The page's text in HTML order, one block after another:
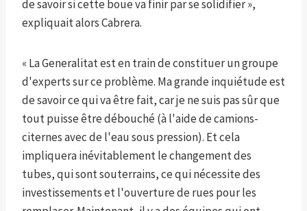
de savoir si cette boue va finir par se solidifier »,
expliquait alors Cabrera.
« La Generalitat est en train de constituer un groupe
d'experts sur ce problème. Ma grande inquiétude est
de savoir ce qui va être fait, car je ne suis pas sûr que
tout puisse être débouché (à l'aide de camions-
citernes avec de l'eau sous pression). Et cela
impliquera inévitablement le changement des
tubes, qui sont souterrains, ce qui nécessite des
investissements et l'ouverture de rues pour les